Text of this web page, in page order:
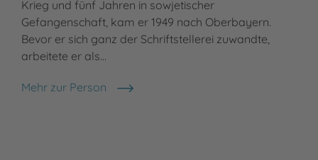
Krieg und fünf Jahren in sowjetischer
Gefangenschaft, kam er 1949 nach Oberbayern.
Bevor er sich ganz der Schriftstellerei zuwandte,
arbeitete er als…
Mehr zur Person
Otfried Preußler